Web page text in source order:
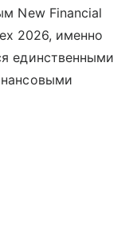
New Financial
2026, именно
единственными